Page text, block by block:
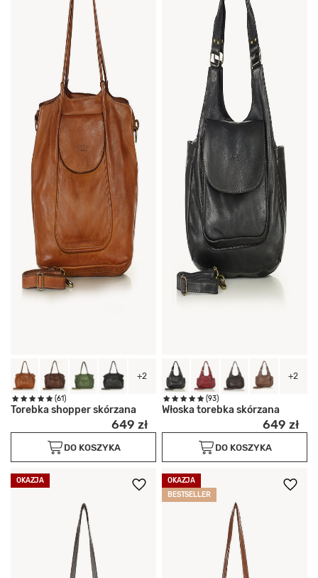
+2
(61)
Torebka shopper skórzana
649 zł
DO KOSZYKA
+2
(93)
Włoska torebka skórzana
649 zł
DO KOSZYKA
OKAZJA
OKAZJA
BESTSELLER